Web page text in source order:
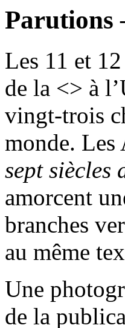
Parutions
Les 11 et
de la <> à
vingt-trois
monde.
sept siècles
amorcent
branches
au même
Une
de la